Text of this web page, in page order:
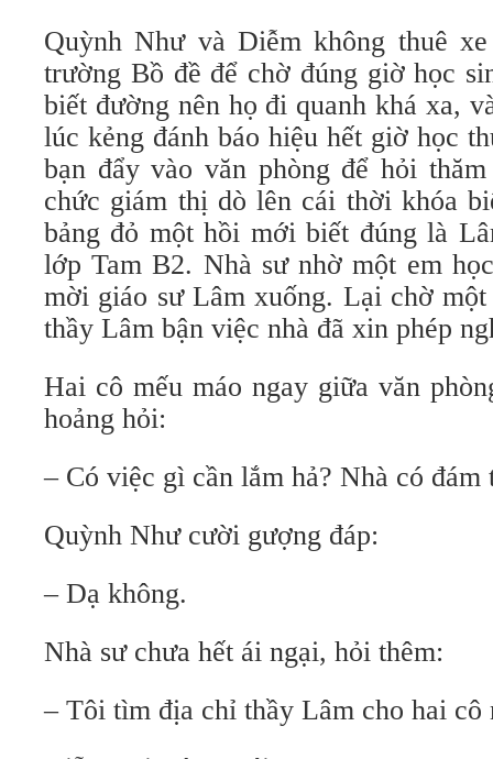
Quỳnh Như và Diễm không thuê
trường Bồ đề để chờ đúng giờ học
biết đường nên họ đi quanh khá xa,
lúc kẻng đánh báo hiệu hết giờ học
bạn đẩy vào văn phòng để hỏi
chức giám thị dò lên cái thời khóa
bảng đỏ một hồi mới biết đúng là
lớp Tam B2. Nhà sư nhờ một em
mời giáo sư Lâm xuống. Lại chờ
thầy Lâm bận việc nhà đã xin phép
Hai cô mếu máo ngay giữa văn
hoảng hỏi:
– Có việc gì cần lắm hả? Nhà có đám
Quỳnh Như cười gượng đáp:
– Dạ không.
Nhà sư chưa hết ái ngại, hỏi thêm:
– Tôi tìm địa chỉ thầy Lâm cho hai cô